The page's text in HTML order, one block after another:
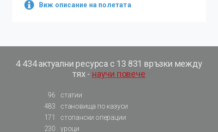
Виж описание на полетата
4 434 актуални ресурса с 13 831 връзки между
тях - научи повече
96
статии
483
становища по казуси
171
стопански операции
230
уроци